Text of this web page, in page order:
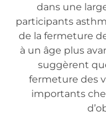
dans une
participants
de la fermeture
à un âge plus
suggèrent
fermeture des
importants